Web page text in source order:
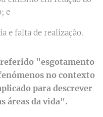
e
e falta de realização.
"esgotamento
no contexto
para descrever
áreas da vida".